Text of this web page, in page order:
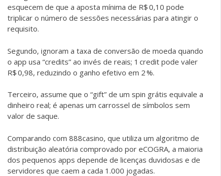
esquecem de que a aposta mínima de R$ 0,10 pode
triplicar o número de sessões necessárias para atingir o
requisito.
Segundo, ignoram a taxa de conversão de moeda quando
o app usa “credits” ao invés de reais; 1 credit pode valer
R$ 0,98, reduzindo o ganho efetivo em 2 %.
Terceiro, assume que o “gift” de um spin grátis equivale a
dinheiro real; é apenas um carrossel de símbolos sem
valor de saque.
Comparando com 888casino, que utiliza um algoritmo de
distribuição aleatória comprovado por eCOGRA, a maioria
dos pequenos apps depende de licenças duvidosas e de
servidores que caem a cada 1.000 jogadas.